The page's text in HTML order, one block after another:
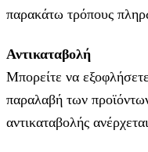
παρακάτω τρόπους
Αντικαταβολή
Μπορείτε να
παραλαβή των
αντικαταβολής